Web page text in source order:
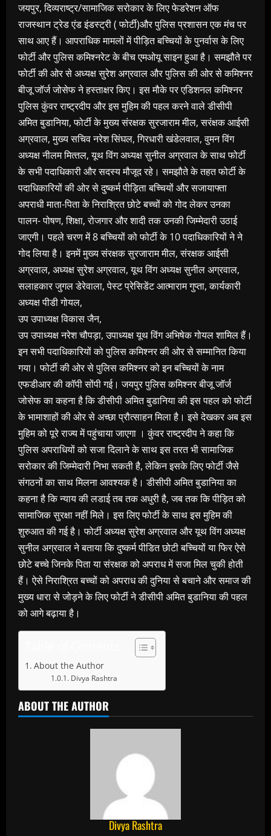
जयपुर, दिव्यराष्ट्र/सामाजिक सरोकार के लिए फेडरेशन ऑफ
राजस्‍थान ट्रेड एंड इंडस्ट्री ( फोर्टी)और पुलिस प्रशासन एक मंच पर
साथ आए हैं। आपराधिक मामलों में पीड़ित बच्चियों के पुनर्वास के लिए
फोर्टी और पुलिस कमिश्नरेट के बीच एमओयू साइन हुआ है। समझौते पर
फोर्टी की ओर से अध्‍यक्ष सुरेश अग्रवाल और पुलिस की ओर से कमिश्‍नर
बीजू जॉर्ज जोसेफ ने हस्ताक्षर किए। इस मौके पर एडिशनल कमिश्‍नर
पुलिस कुंवर राष्ट्रदीप और इस मुहिम की पहल करने वाले डीसीपी
अमित बुडानिया, फोर्टी के मुख्‍य संरक्षक सुरजाराम मील, सरंक्षक आईसी
अग्रवाल, मुख्‍य सचिव नरेश सिंघल, गिरधारी खंडेलवाल, वुमन विंग
अध्‍यक्ष नीलम मित्‍तल, यूथ विंग अध्‍यक्ष सुनील अग्रवाल के साथ फोर्टी
के सभी पदाधिकारी और सदस्‍य मौजूद रहे। समझौते के तहत फोर्टी के
पदाधिकारियों की ओर से दुष्‍कर्म पीड़िता बच्चियों और सजायाफ्ता
अपराधी माता-पिता के निराश्रित छोटे बच्‍चों को गोद लेकर उनका
पालन- पोषण, शिक्षा, रोजगार और शादी तक उनकी जिम्‍मेदारी उठाई
जाएगी। पहले चरण में 8 बच्‍चियों को फोर्टी के 10 पदाधिकारियों ने ने
गोद लिया है। इनमें मुख्‍य संरक्षक सुरजाराम मील, संरक्षक आईसी
अग्रवाल, अध्‍यक्ष सुरेश अग्रवाल, यूथ विंग अध्‍यक्ष सुनील अग्रवाल,
सलाहकार जुगल डेरेवाला, पेस्ट प्रेसिडेंट आत्‍माराम गुप्‍ता, कार्यकारी
अध्यक्ष पीडी गोयल,
उप उपाध्यक्ष विकास जैन,
उप उपाध्यक्ष नरेश चौपड़ा, उपाध्यक्ष यूथ विंग अभिषेक गोयल शामिल हैं।
इन सभी पदाधिकारियों को पुलिस कमिश्‍नर की ओर से सम्‍मानित किया
गया। फोर्टी की ओर से पुलिस कमिश्‍नर को इन बच्‍चियों के नाम
एफडीआर की कॉपी सोंपी गई। जयपुर पुलिस कमिश्‍नर बीजू जॉर्ज
जोसेफ का कहना है कि डीसीपी अमित बुडानिया की इस पहल को फोर्टी
के भामाशाहों की ओर से अच्‍छा प्रौत्‍साहन मिला है। इसे देखकर अब इस
मुहिम को पूरे राज्‍य में पहुंचाया जाएगा । कुंवर राष्‍ट्रदीप ने कहा कि
पुलिस अपराधियों को सजा दिलाने के साथ इस तरत भी सामाजिक
सरोकार की जिम्‍मेदारी निभा सकती है, लेकिन इसके लिए फोर्टी जैसे
संगठनों का साथ मिलना आवश्‍यक है। डीसीपी अमित बुडानिया का
कहना है कि न्‍याय की लडाई तब तक अधुरी है, जब तक कि पीड़ित को
सामाजिक सुरक्षा नहीं मिले। इस लिए फोर्टी के साथ इस मुहिम की
शुरुआत की गई है। फोर्टी अध्‍यक्ष सुरेश अग्रवाल और यूथ विंग अध्‍यक्ष
सुनील अग्रवाल ने बताया कि दुष्‍कर्म पीडित छोटी बच्‍चियों या फिर ऐसे
छोटे बच्‍चे जिनके पिता या संरक्षक को अपराध में सजा मिल चुकी होती
हैं। ऐसे निराश्रित बच्‍चों को अपराध की दुनिया से बचाने और समाज की
मुख्‍य धारा से जोड़ने के लिए फोर्टी ने डीसीपी अमित बुडानिया की पहल
को आगे बढ़ाया है।
About the Author
Divya Rashtra
ABOUT THE AUTHOR
Divya Rashtra